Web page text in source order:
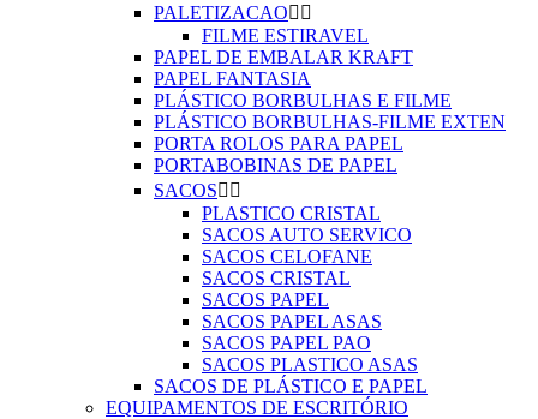
PALETIZACAO 
FILME ESTIRAVEL
PAPEL DE EMBALAR KRAFT
PAPEL FANTASIA
PLÁSTICO BORBULHAS E FILME
PLÁSTICO BORBULHAS-FILME EXTEN
PORTA ROLOS PARA PAPEL
PORTABOBINAS DE PAPEL
SACOS 
PLASTICO CRISTAL
SACOS AUTO SERVICO
SACOS CELOFANE
SACOS CRISTAL
SACOS PAPEL
SACOS PAPEL ASAS
SACOS PAPEL PAO
SACOS PLASTICO ASAS
SACOS DE PLÁSTICO E PAPEL
EQUIPAMENTOS DE ESCRITÓRIO